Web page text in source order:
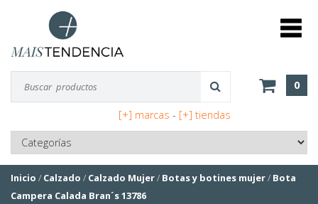
0
[+] marcas - [+] tiendas
Inicio / Calzado / Calzado Mujer/ Botas y botines mujer/ Bota
Campera Calada Bran´s 13786